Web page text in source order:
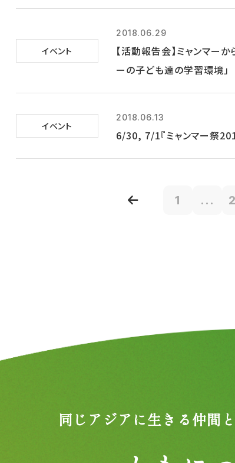
イベント
2018.06.29
【活動報告会】ミャンマー
ーの子ども達の学習環境」
イベント
2018.06.13
6/30, 7/1『ミャンマー祭
1 ...
同じアジアに生きる仲間と